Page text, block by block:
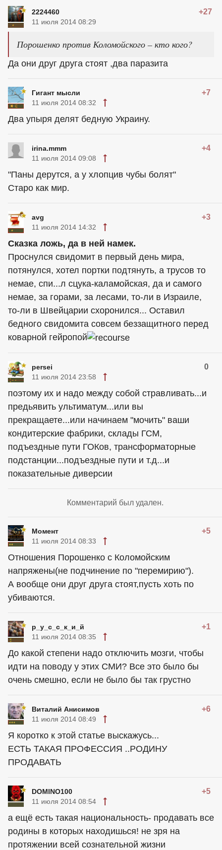
2224460 +27
11 июля 2014 08:29
Порошенко против Коломойского – кто кого?
Да они друг друга стоят ,два паразита
Гигант мысли +7
11 июля 2014 08:32
Два упыря делят бедную Украину.
irina.mmm +4
11 июля 2014 09:08
"Паны дерутся, а у хлопцив чубы болят"
Старо как мир.
avg +3
11 июля 2014 14:32
Сказка ложь, да в ней намек.
Проснулся свидомит в первый день мира,
потянулся, хотел портки подтянуть, а трусов то
немае, спи...л сцука-каламойская, да и самого
немае, за горами, за лесами, то-ли в Израиле,
то-ли в Швейцарии схоронился... Оставил
бедного свидомита совсем беззащитного перед
коварной гейропой
persei 0
11 июля 2014 23:58
поэтому их и надо между собой стравливать...и
предьявить ультиматум...или вы
прекращаете...или начинаем "мочить" ваши
кондитерские фабрики, склады ГСМ,
подъездные пути ГОКов, трансформаторные
подстанции...подъездные пути и т.д...и
показательные диверсии
Комментарий был удален.
Момент +5
11 июля 2014 08:33
Отношения Порошенко с Коломойским
напряжены(не подчинение по "перемирию").
А вообще они друг друга стоят,пусть хоть по
убиваются.
р_у_с_с_к_и_й +1
11 июля 2014 08:35
До какой степени надо отключить мозги, чтобы
идти на поводу у этих СМИ? Все это было бы
очень смешно, если не было бы так грустно
Виталий Анисимов +6
11 июля 2014 08:49
Я коротко к этой статье выскажусь...
ЕСТЬ ТАКАЯ ПРОФЕССИЯ ..РОДИНУ
ПРОДАВАТЬ
DOMINO100 +5
11 июля 2014 08:54
а ещё есть такая национальность- продавать все
родины в которых находишься! не зря на
протяжении всей сознательной жизни